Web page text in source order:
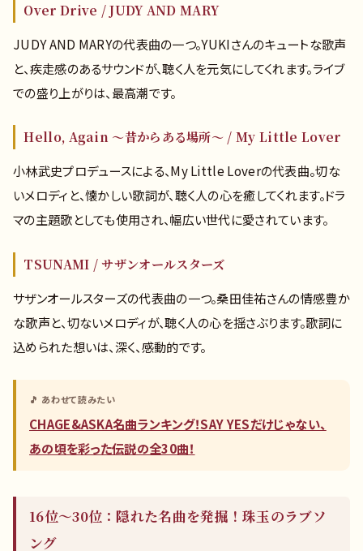
Over Drive / JUDY AND MARY
JUDY AND MARYの代表曲の一つ。YUKIさんのキュートな歌声
と、疾走感のあるサウンドが、聴く人を元気にしてくれます。ライブ
での盛り上がりは、最高潮です。
Hello, Again ～昔からある場所～ / My Little Lover
小林武史プロデュースによる、My Little Loverの代表曲。切な
いメロディと、懐かしい歌詞が、聴く人の心を癒してくれます。ドラ
マの主題歌としても使用され、幅広い世代に愛されています。
TSUNAMI / サザンオールスターズ
サザンオールスターズの代表曲の一つ。桑田佳祐さんの情感豊か
な歌声と、切ないメロディが、聴く人の心を揺さぶります。歌詞に
込められた想いは、深く、感動的です。
🎵 あわせて読みたい
CHAGE&ASKA名曲ランキング！SAY YESだけじゃない、
あの頃を彩った伝説の全30曲！
16位～30位：隠れた名曲を発掘！珠玉のラブソ
ング